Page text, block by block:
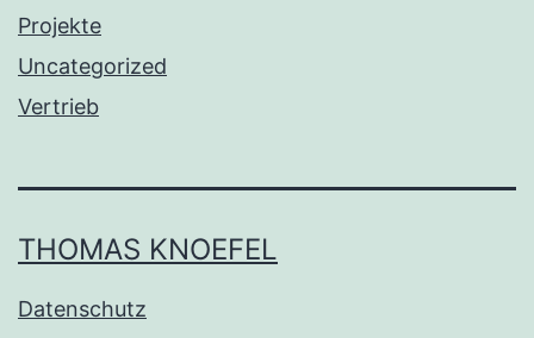
Projekte
Uncategorized
Vertrieb
THOMAS KNOEFEL
Datenschutz